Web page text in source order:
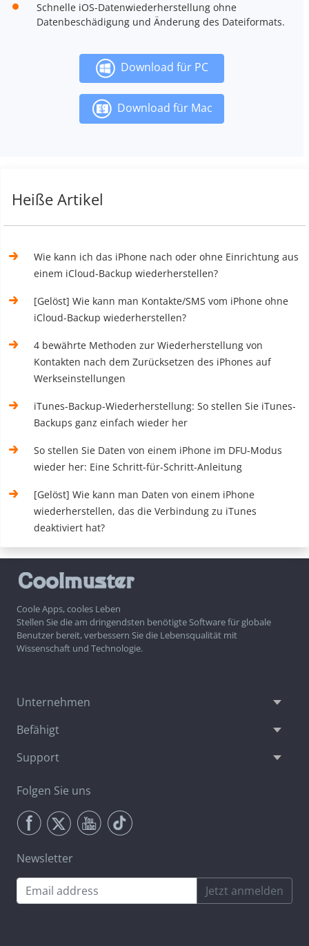
Schnelle iOS-Datenwiederherstellung ohne
Datenbeschädigung und Änderung des Dateiformats.
Download für PC
Download für Mac
Heiße Artikel
Wie kann ich das iPhone nach oder ohne Einrichtung aus
einem iCloud-Backup wiederherstellen?
[Gelöst] Wie kann man Kontakte/SMS vom iPhone ohne
iCloud-Backup wiederherstellen?
4 bewährte Methoden zur Wiederherstellung von
Kontakten nach dem Zurücksetzen des iPhones auf
Werkseinstellungen
iTunes-Backup-Wiederherstellung: So stellen Sie iTunes-
Backups ganz einfach wieder her
So stellen Sie Daten von einem iPhone im DFU-Modus
wieder her: Eine Schritt-für-Schritt-Anleitung
[Gelöst] Wie kann man Daten von einem iPhone
wiederherstellen, das die Verbindung zu iTunes
deaktiviert hat?
Coole Apps, cooles Leben
Stellen Sie die am dringendsten benötigte Software für globale
Benutzer bereit, verbessern Sie die Lebensqualität mit
Wissenschaft und Technologie.
Unternehmen
Befähigt
Support
Folgen Sie uns
Newsletter
Jetzt anmelden